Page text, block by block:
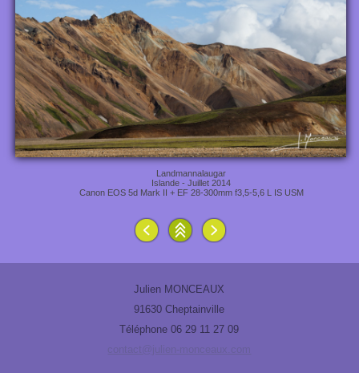
Landmannalaugar
Islande - Juillet 2014
Canon EOS 5d Mark II + EF 28-300mm f3,5-5,6 L IS USM
Julien MONCEAUX
91630 Cheptainville
Téléphone 06 29 11 27 09
contact@julien-monceaux.com